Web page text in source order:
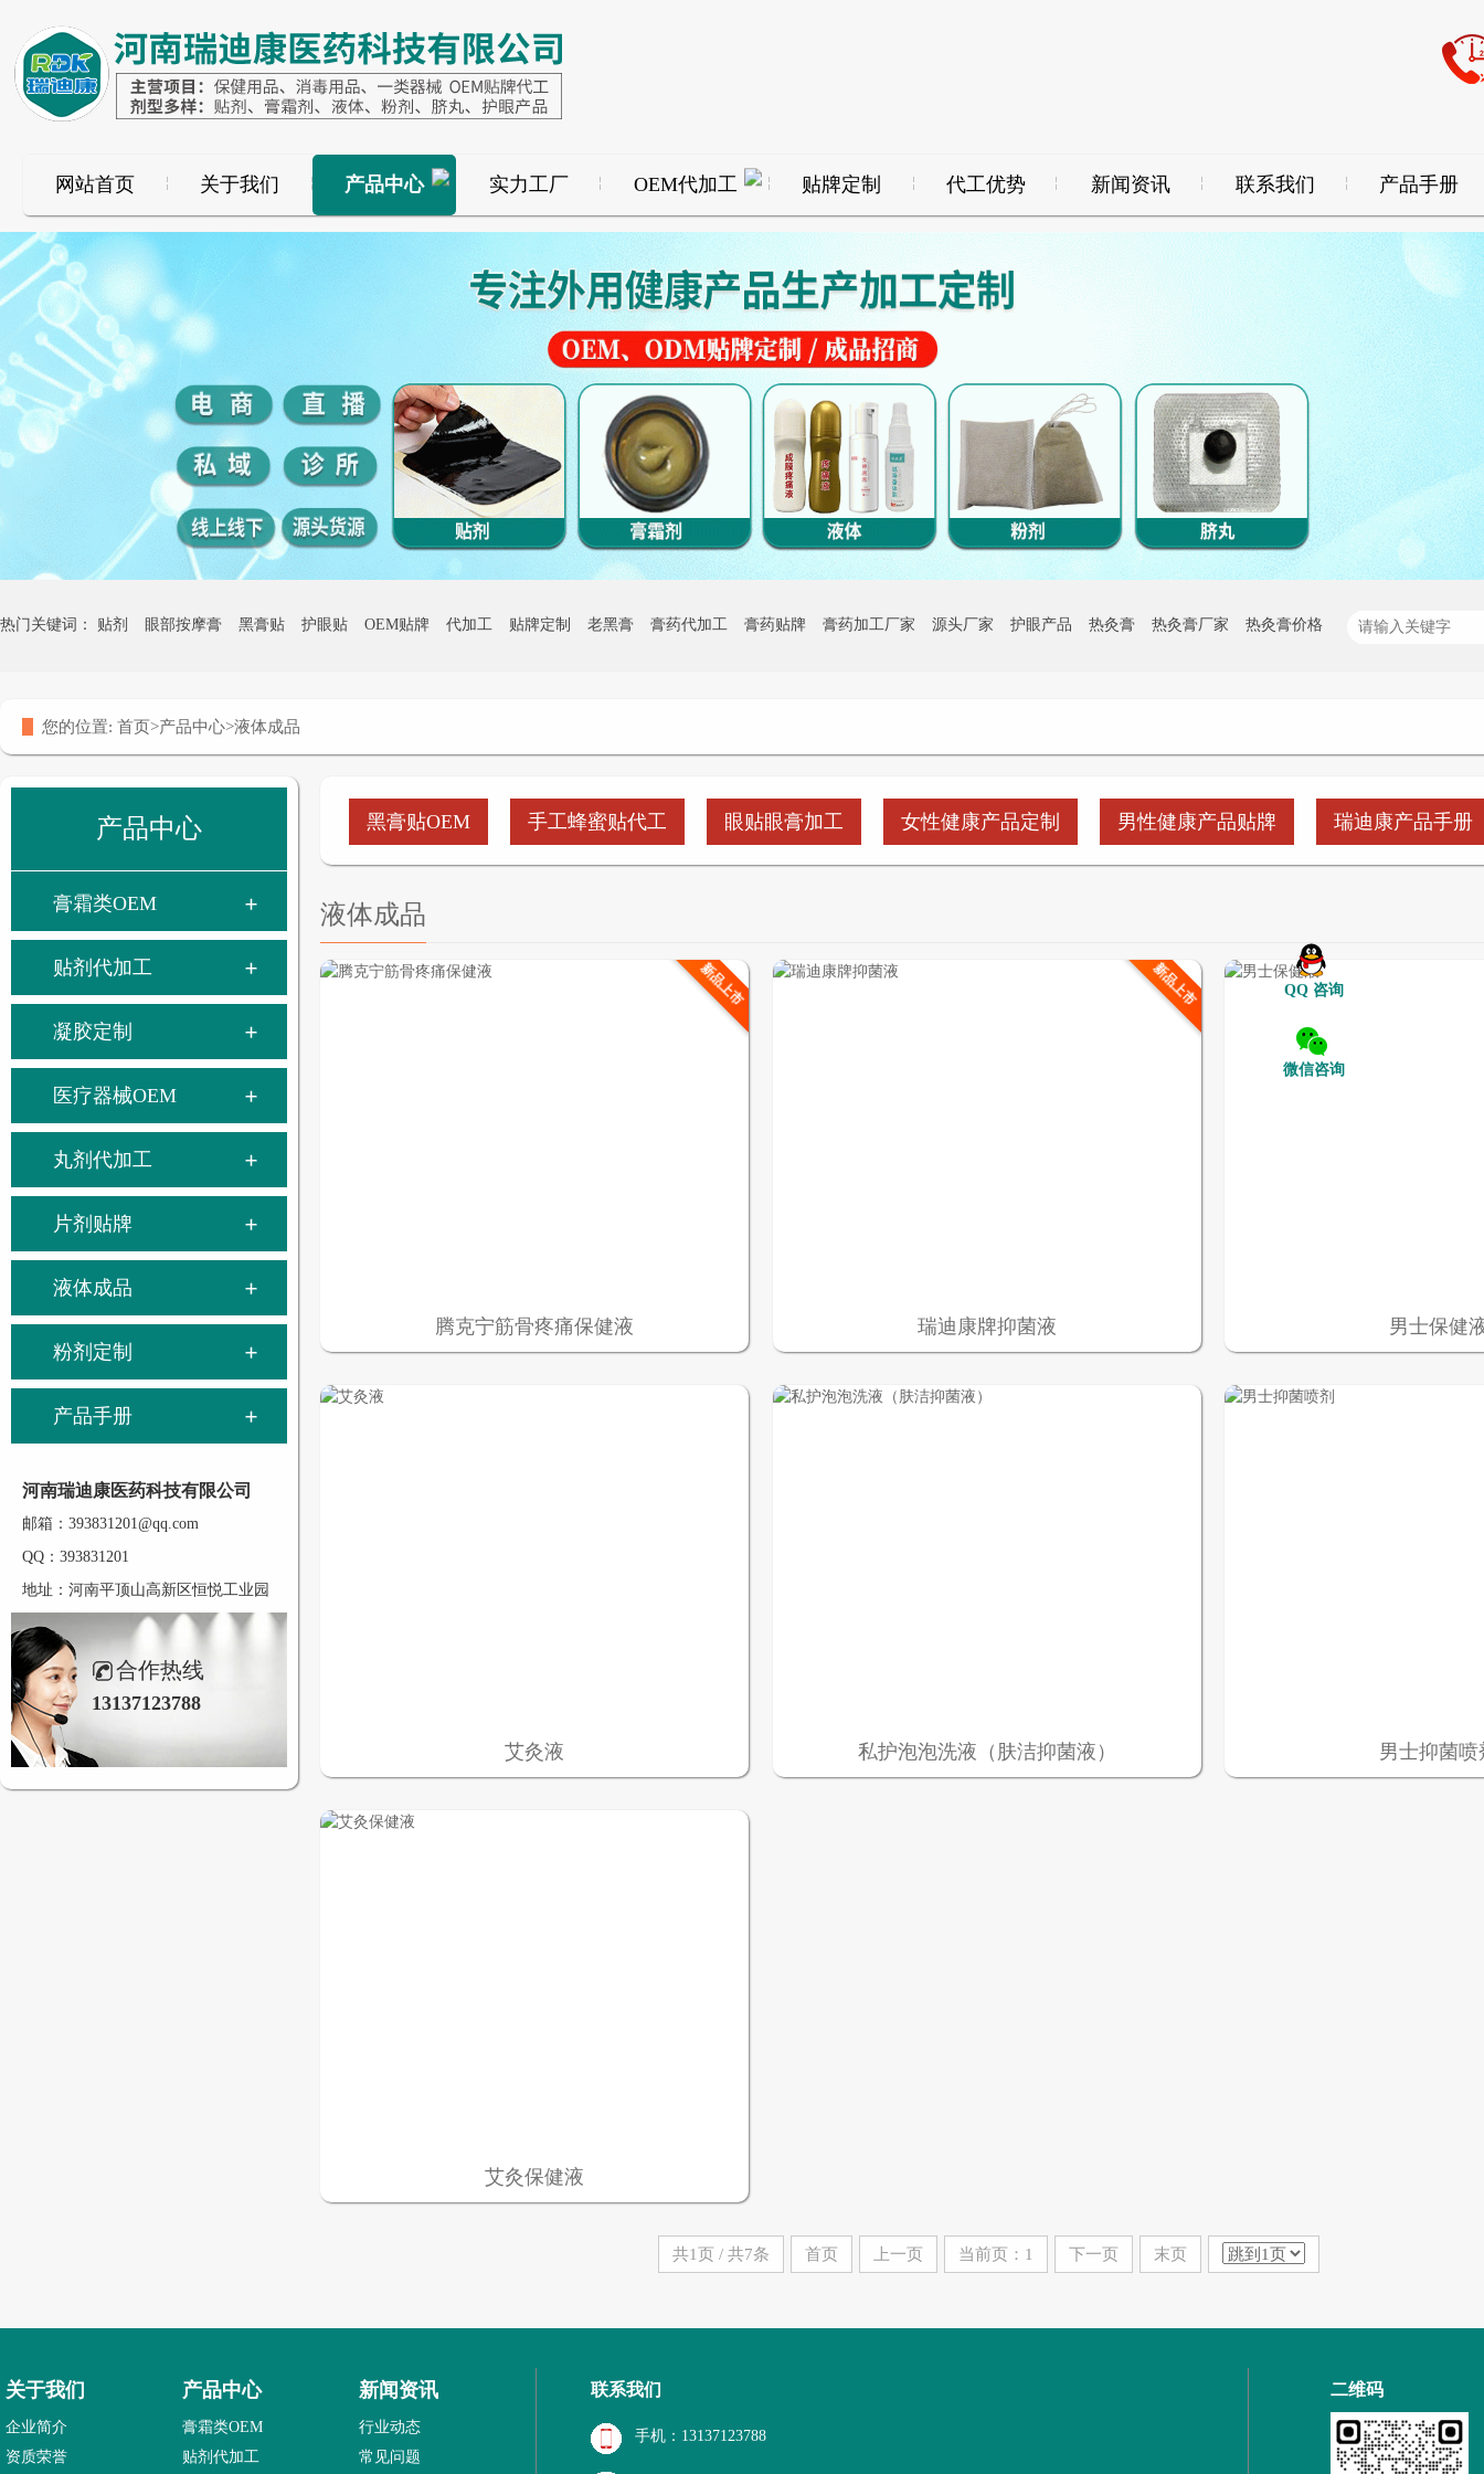
网站首页 关于我们 产品中心 实力工厂 OEM代加工 贴牌定制 代工优势 新闻资讯 联系我们 产品手册
热门关键词： 贴剂 眼部按摩膏 黑膏贴 护眼贴 OEM贴牌 代加工 贴牌定制 老黑膏 膏药代加工 膏药贴牌 膏药加工厂家 源头厂家 护眼产品 热灸膏 热灸膏厂家 热灸膏价格
热灸膏贴牌
您的位置: 首页>产品中心>液体成品
产品中心
膏霜类OEM
贴剂代加工
凝胶定制
医疗器械OEM
丸剂代加工
片剂贴牌
液体成品
粉剂定制
产品手册
河南瑞迪康医药科技有限公司
邮箱：393831201@qq.com
QQ：393831201
地址：河南平顶山高新区恒悦工业园
合作热线
13137123788
黑膏贴OEM 手工蜂蜜贴代工 眼贴眼膏加工 女性健康产品定制 男性健康产品贴牌 瑞迪康产品手册
液体成品
腾克宁筋骨疼痛保健液 瑞迪康牌抑菌液 男士保健
艾灸液 私护泡泡洗液（肤洁抑菌液） 男士抑菌喷
艾灸保健液
共1页 / 共7条 首页 上一页 当前页：1 下一页 末页
关于我们
企业简介
资质荣誉
产品中心
膏霜类OEM
贴剂代加工
新闻资讯
行业动态
常见问题
联系我们
手机：13137123788
二维码
QQ 咨询
微信咨询